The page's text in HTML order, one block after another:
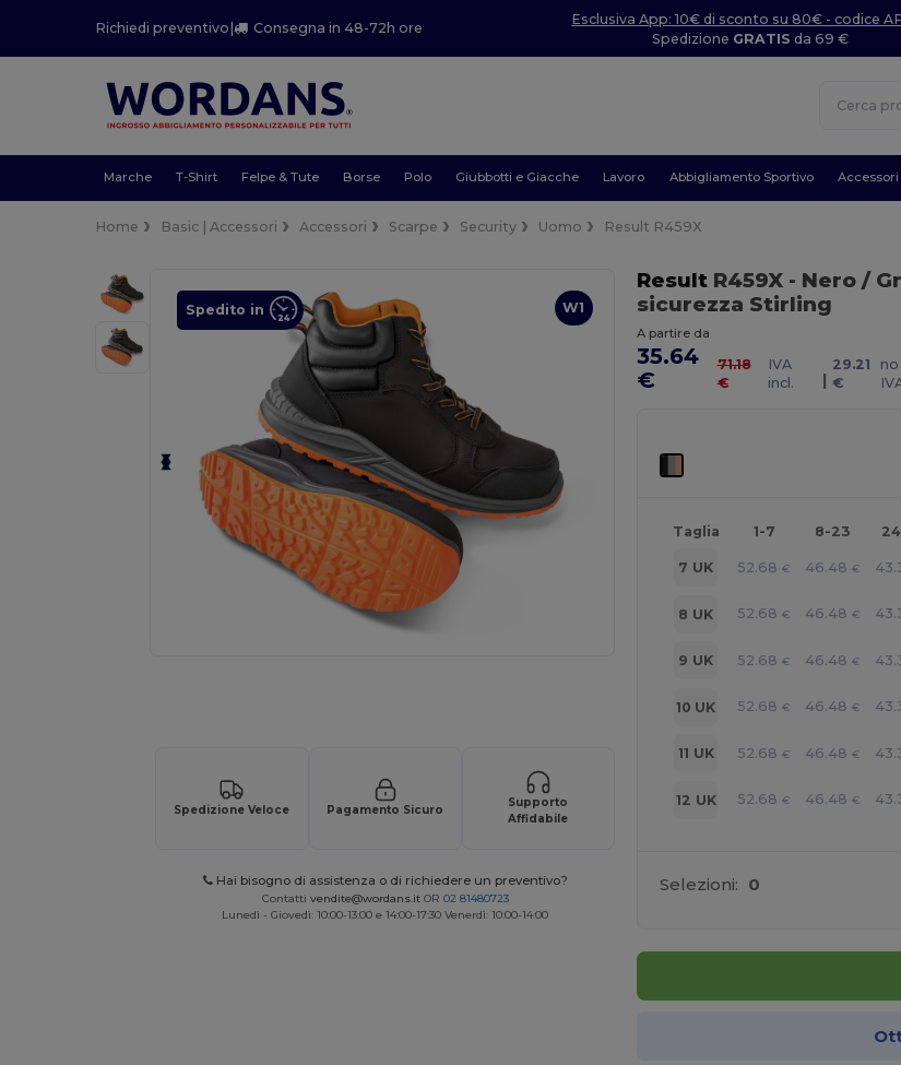
Richiedi preventivo | Consegna in 48-72h ore
Esclusiva App: 10€ di sconto su 80€ - codice
Spedizione GRATIS da 69 €
Marche T-Shirt Felpe & Tute Borse Polo Giubbotti e Giacche Lavoro Abbigliamento Sportivo Accessori
Home Basic | Accessori Accessori Scarpe Security Uomo Result R459X
W1
Spedito in
Spedizione Veloce Pagamento Sicuro
Supporto
Affidabile
Hai bisogno di assistenza o di richiedere un preventivo?
Contatti vendite@wordans.it OR 02 81480723
Lunedì - Giovedì: 10:00-13:00 e 14:00-17:30 Venerdì: 10:00-14:00
ResultR459X - Nero /
sicurezza Stirling
A partire da
35.64
€
71.18
€
IVA
incl.
|
29.21
€
no
Taglia 1-7 8-23
7 UK 52.68 € 46.48 €
8 UK 52.68 € 46.48 €
9 UK 52.68 € 46.48 €
10 UK 52.68 € 46.48 €
11 UK 52.68 € 46.48 €
12 UK 52.68 € 46.48 €
Selezioni: 0